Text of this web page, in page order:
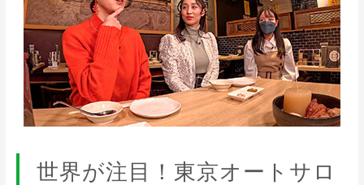
世界が注目！東京オートサロ